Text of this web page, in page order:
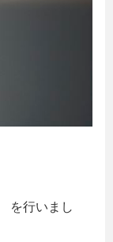
を行いまし